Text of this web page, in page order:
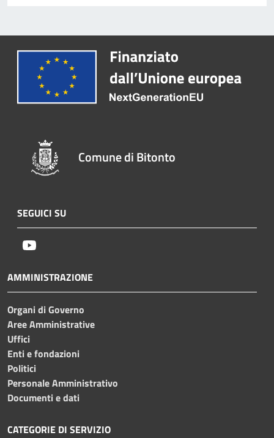
Comune di Bitonto
SEGUICI SU
AMMINISTRAZIONE
Organi di Governo
Aree Amministrative
Uffici
Enti e fondazioni
Politici
Personale Amministrativo
Documenti e dati
CATEGORIE DI SERVIZIO